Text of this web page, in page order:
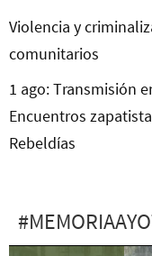
Violencia y
comunitarios
1 ago: Transmisión
Encuentros
Rebeldías